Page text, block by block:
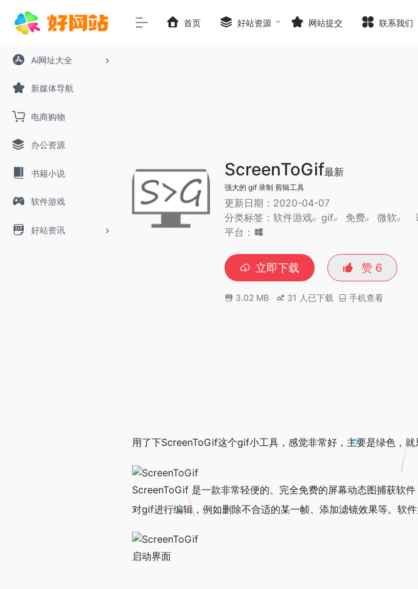
Ai网址大全
新媒体导航
电商购物
办公资源
书籍小说
软件游戏
好站资讯
首页 好站资源 网站提交 联系我们
ScreenToGif最新
强大的 gif 录制 剪辑工具
更新日期：2020-04-07
分类标签： 软件游戏 gif 免费 微软
平台：
立即下载 赞 6
3.02 MB 31 人已下载 手机查看
用了下ScreenToGif这个gif小工具，感觉非常好，主要是绿色，
ScreenToGif 是一款非常轻便的、完全免费的屏幕动态图捕获软
对gif进行编辑，例如删除不合适的某一帧、添加滤镜效果等。软
启动界面